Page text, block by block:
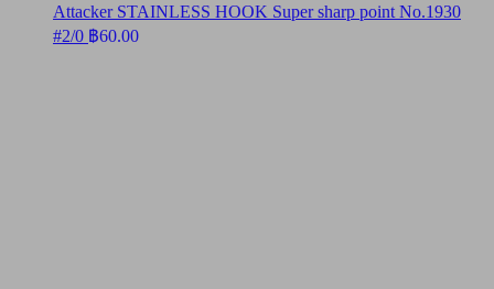
Attacker STAINLESS HOOK Super sharp point No.1930
#2/0 ฿60.00